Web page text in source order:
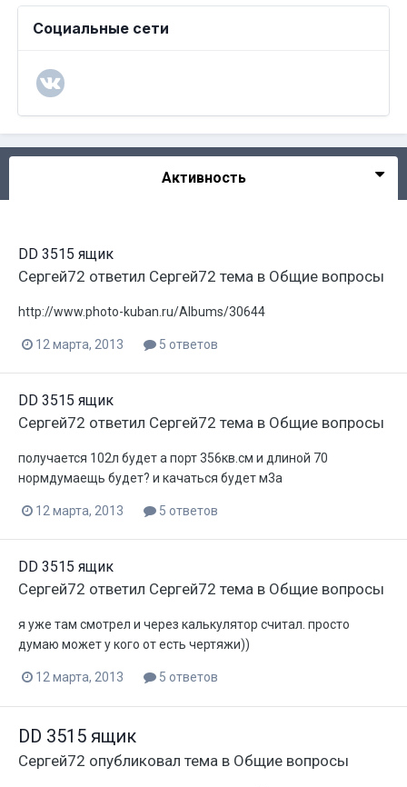
Социальные сети
Активность
DD 3515 ящик
Сергей72 ответил Сергей72 тема в Общие вопросы
http://www.photo-kuban.ru/Albums/30644
12 марта, 2013 5 ответов
DD 3515 ящик
Сергей72 ответил Сергей72 тема в Общие вопросы
получается 102л будет а порт 356кв.см и длиной 70
нормдумаещь будет? и качаться будет м3а
12 марта, 2013 5 ответов
DD 3515 ящик
Сергей72 ответил Сергей72 тема в Общие вопросы
я уже там смотрел и через калькулятор считал. просто
думаю может у кого от есть чертяжи))
12 марта, 2013 5 ответов
DD 3515 ящик
Сергей72 опубликовал тема в Общие вопросы